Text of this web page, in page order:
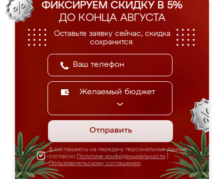
ФИКСИРУЕМ СКИДКУ В 5%
ДО КОНЦА АВГУСТА
Оставьте заявку сейчас, скидка
сохранится.
Желаемый бюджет
Отправить
Я соглашаюсь на передачу персональных данных
согласно Политике конфиденциальности
Пользовательскому соглашению